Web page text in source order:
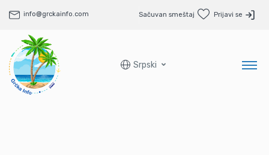
info@grckainfo.com Sačuvan smeštaj Prijavi se
Srpski